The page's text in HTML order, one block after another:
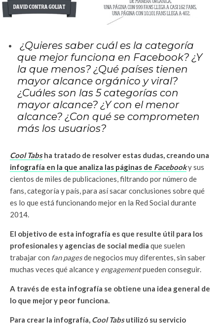
¿Quieres saber cuál es la categoría
que mejor funciona en Facebook? ¿Y
la que menos? ¿Qué países tienen
mayor alcance orgánico y viral?
¿Cuáles son las 5 categorías con
mayor alcance? ¿Y con el menor
alcance? ¿Con qué se comprometen
más los usuarios?
Cool Tabsha tratado de resolver estas dudas, creando una
infografía en la que analiza las páginas de Facebooky sus
cientos de miles de publicaciones, filtrando por número de
fans, categoría y país, para así sacar conclusiones sobre qué
es lo que está funcionando mejor en la Red Social durante
2014.
El objetivo de esta infografía es que resulte útil para los
profesionales y agencias de social media que suelen
trabajar con fan pagesde negocios muy diferentes, sin saber
muchas veces qué alcance y engagementpueden conseguir.
A través de esta infografía se obtiene una idea general de
lo que mejor y peor funciona.
Para crear la infografía, Cool Tabsutilizó su servicio